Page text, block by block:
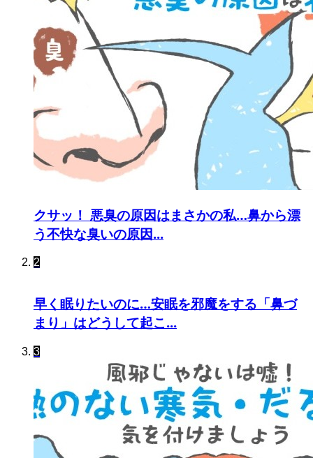
クサッ！ 悪臭の原因はまさかの私…鼻から漂
う不快な臭いの原因...
2
早く眠りたいのに…安眠を邪魔をする「鼻づ
まり」はどうして起こ...
3